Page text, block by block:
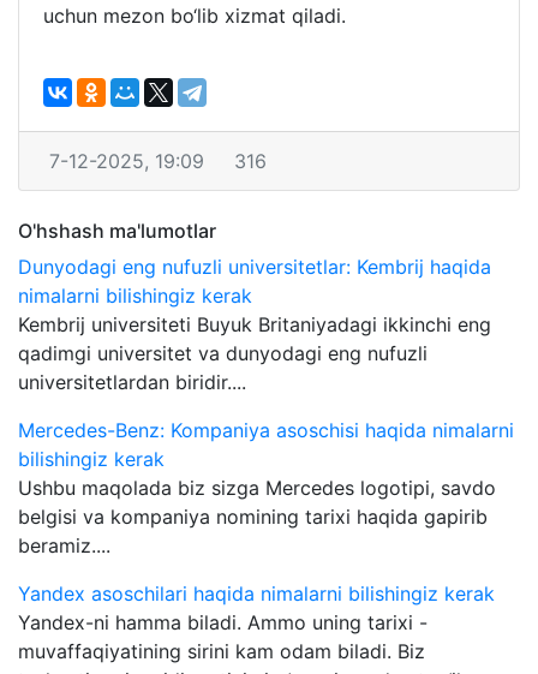
uchun mezon bo‘lib xizmat qiladi.
7-12-2025, 19:09 316
O'hshash ma'lumotlar
Dunyodagi eng nufuzli universitetlar: Kembrij haqida
nimalarni bilishingiz kerak
Kembrij universiteti Buyuk Britaniyadagi ikkinchi eng
qadimgi universitet va dunyodagi eng nufuzli
universitetlardan biridir....
Mercedes-Benz: Kompaniya asoschisi haqida nimalarni
bilishingiz kerak
Ushbu maqolada biz sizga Mercedes logotipi, savdo
belgisi va kompaniya nomining tarixi haqida gapirib
beramiz....
Yandex asoschilari haqida nimalarni bilishingiz kerak
Yandex-ni hamma biladi. Ammo uning tarixi -
muvaffaqiyatining sirini kam odam biladi. Biz